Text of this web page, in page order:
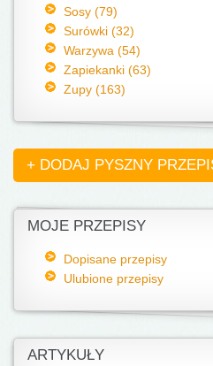
Sosy (79)
Surówki (32)
Warzywa (54)
Zapiekanki (63)
Zupy (163)
+ DODAJ PYSZNY
MOJE PRZEPISY
Dopisane przepisy
Ulubione przepisy
ARTYKUŁY